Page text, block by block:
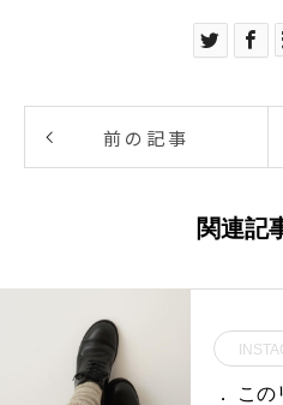
カフェ #松江 #島根 #山陰
前の記事
関連記
． こ